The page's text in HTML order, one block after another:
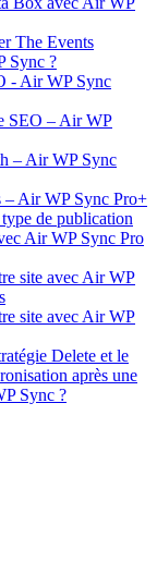
The Events
Sync ?
- Air WP Sync
SEO – Air WP
– Air WP Sync
– Air WP Sync Pro+
de publication
Air WP Sync Pro
site avec Air WP
site avec Air WP
Delete et le
après une
Sync ?